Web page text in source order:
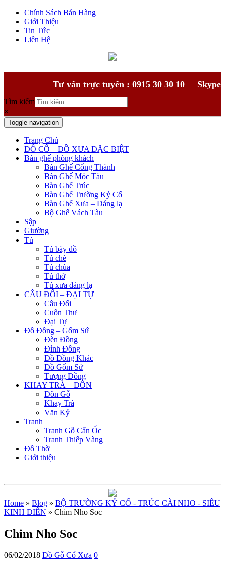
Chính Sách Bán Hàng
Giới Thiệu
Tin Tức
Liên Hệ
Tư vấn trực tuyến : 0915 30 30 10 Skype
Tìm kiếm
×
Toggle navigation
Trang Chủ
ĐỒ CỔ – ĐỒ XƯA ĐẶC BIỆT
Bàn ghế phòng khách
Bàn Ghế Cổng Thành
Bàn Ghế Móc Tàu
Bàn Ghế Trúc
Bàn Ghế Trường Kỷ Cổ
Bàn Ghế Xưa – Dáng lạ
Bộ Ghế Vách Tàu
Sập
Giường
Tủ
Tủ bày đồ
Tủ chè
Tủ chùa
Tủ thờ
Tủ xưa dáng lạ
CÂU ĐỐI – ĐẠI TỰ
Câu Đối
Cuốn Thư
Đại Tự
Đồ Đồng – Gốm Sứ
Đèn Đồng
Đỉnh Đồng
Đồ Đồng Khác
Đồ Gốm Sứ
Tượng Đồng
KHAY TRÀ – ĐÔN
Đôn Gỗ
Khay Trà
Văn Kỷ
Tranh
Tranh Gỗ Cẩn Ốc
Tranh Thiếp Vàng
Đồ Thờ
Giới thiệu
Home » Blog » BỘ TRƯỜNG KỶ CỔ - TRÚC CÀI NHO - SIÊU
KINH ĐIỂN » Chim Nho Soc
Chim Nho Soc
06/02/2018 Đồ Gỗ Cổ Xưa 0